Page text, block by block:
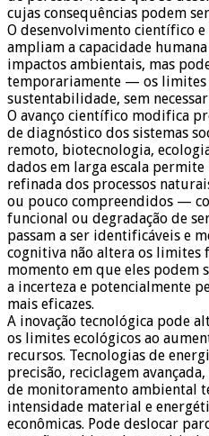
cujas consequências podem
O desenvolvimento científico
ampliam a capacidade
impactos ambientais, mas
temporariamente — os limites
sustentabilidade, sem
O avanço científico modifica
de diagnóstico dos sistemas
remoto, biotecnologia,
dados em larga escala
refinada dos processos
ou pouco compreendidos —
funcional ou degradação de
passam a ser identificáveis e
cognitiva não altera os limites
momento em que eles podem
a incerteza e potencialmente
mais eficazes.
A inovação tecnológica pode
os limites ecológicos ao
recursos. Tecnologias de
precisão, reciclagem
de monitoramento ambiental
intensidade material e
econômicas. Pode deslocar